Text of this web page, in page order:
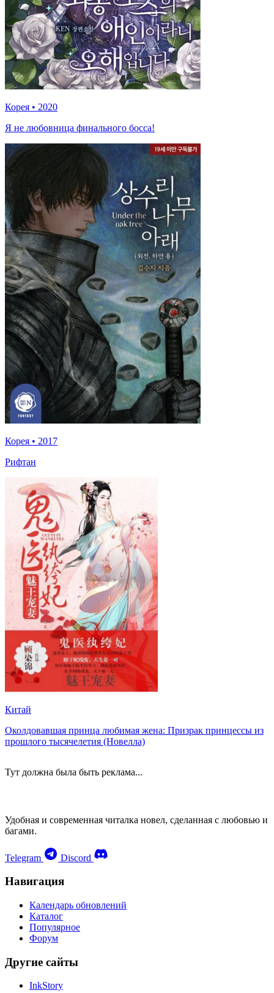
Корея • 2020
Я не любовница финального босса!
Корея • 2017
Рифтан
Китай
Околдовавшая принца любимая жена: Призрак принцессы из
прошлого тысячелетия (Новелла)
Тут должна была быть реклама...
Удобная и современная читалка новел, сделанная с любовью и
багами.
Telegram Discord
Навигация
Календарь обновлений
Каталог
Популярное
Форум
Другие сайты
InkStory